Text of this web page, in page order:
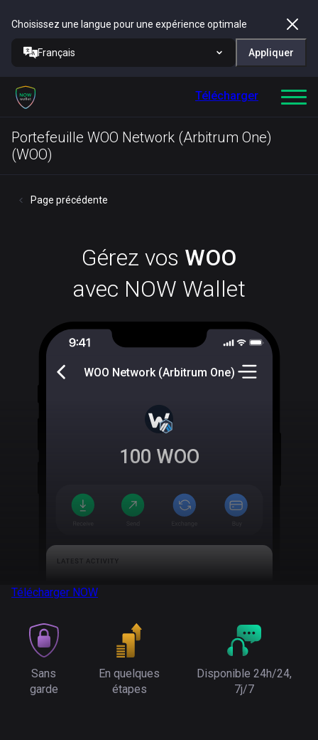
Choisissez une langue pour une expérience optimale
Français Appliquer
Télécharger
Portefeuille WOO Network (Arbitrum One)
(WOO)
Page précédente
Gérez vos WOO
avec NOW Wallet
WOO Network (Arbitrum One)
100 WOO
Télécharger NOW
Sans
garde
En quelques
étapes
Disponible 24h/24,
7j/7